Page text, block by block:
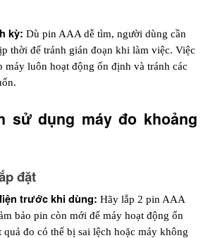
kỳ: Dù pin AAA dễ tìm, người dùng cần
thời để tránh gián đoạn khi làm việc. Việc
luôn hoạt động ổn định và tránh các
sử dụng máy đo khoảng
đặt
trước khi dùng: Hãy lắp 2 pin AAA
bảo pin còn mới để máy hoạt động ổn
đo có thể bị sai lệch hoặc máy không